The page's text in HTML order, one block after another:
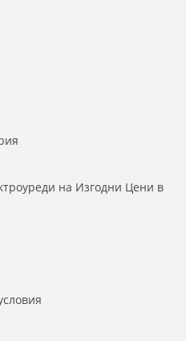
на Изгодни Цени в